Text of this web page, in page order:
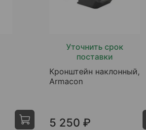
Кронштейн наклонный,
Armacon
Уточнить срок
поставки
5 250 ₽